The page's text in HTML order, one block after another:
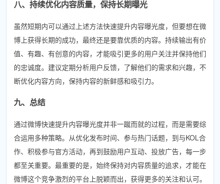
八、持续优化内容质量，保持长期曝光
虽然短期内可以通过上述方法快速提升内容曝光度，但要想在微
博上获得长期的成功，最终还是要靠优质的内容。持续输出有价
值、有趣、有创意的内容，才能吸引更多的用户关注并保持他们
的忠诚度。建议定期分析用户反馈，了解他们的需求和兴趣，不
断优化内容方向，保持内容的新鲜感和吸引力。
九、总结
通过微博快速提升内容曝光度并非一蹴而就的过程，而是需要综
合运用多种策略。从优化发布时间、参与热门话题，到与KOL合
作、积极参与官方活动，再到鼓励用户互动、投放广告，每一步
都至关重要。最重要的是，始终保持对内容质量的追求，才能在
微博这个竞争激烈的平台上脱颖而出，获得更多的关注和认可。